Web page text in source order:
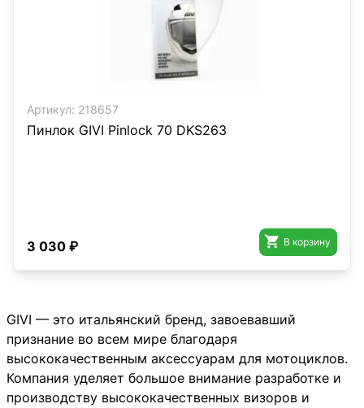
Артикул: 218657
Пинлок GIVI Pinlock 70 DKS263
3 030 ₽  В корзину
GIVI — это итальянский бренд, завоевавший
признание во всем мире благодаря
высококачественным аксессуарам для мотоциклов.
Компания уделяет большое внимание разработке и
производству высококачественных визоров и